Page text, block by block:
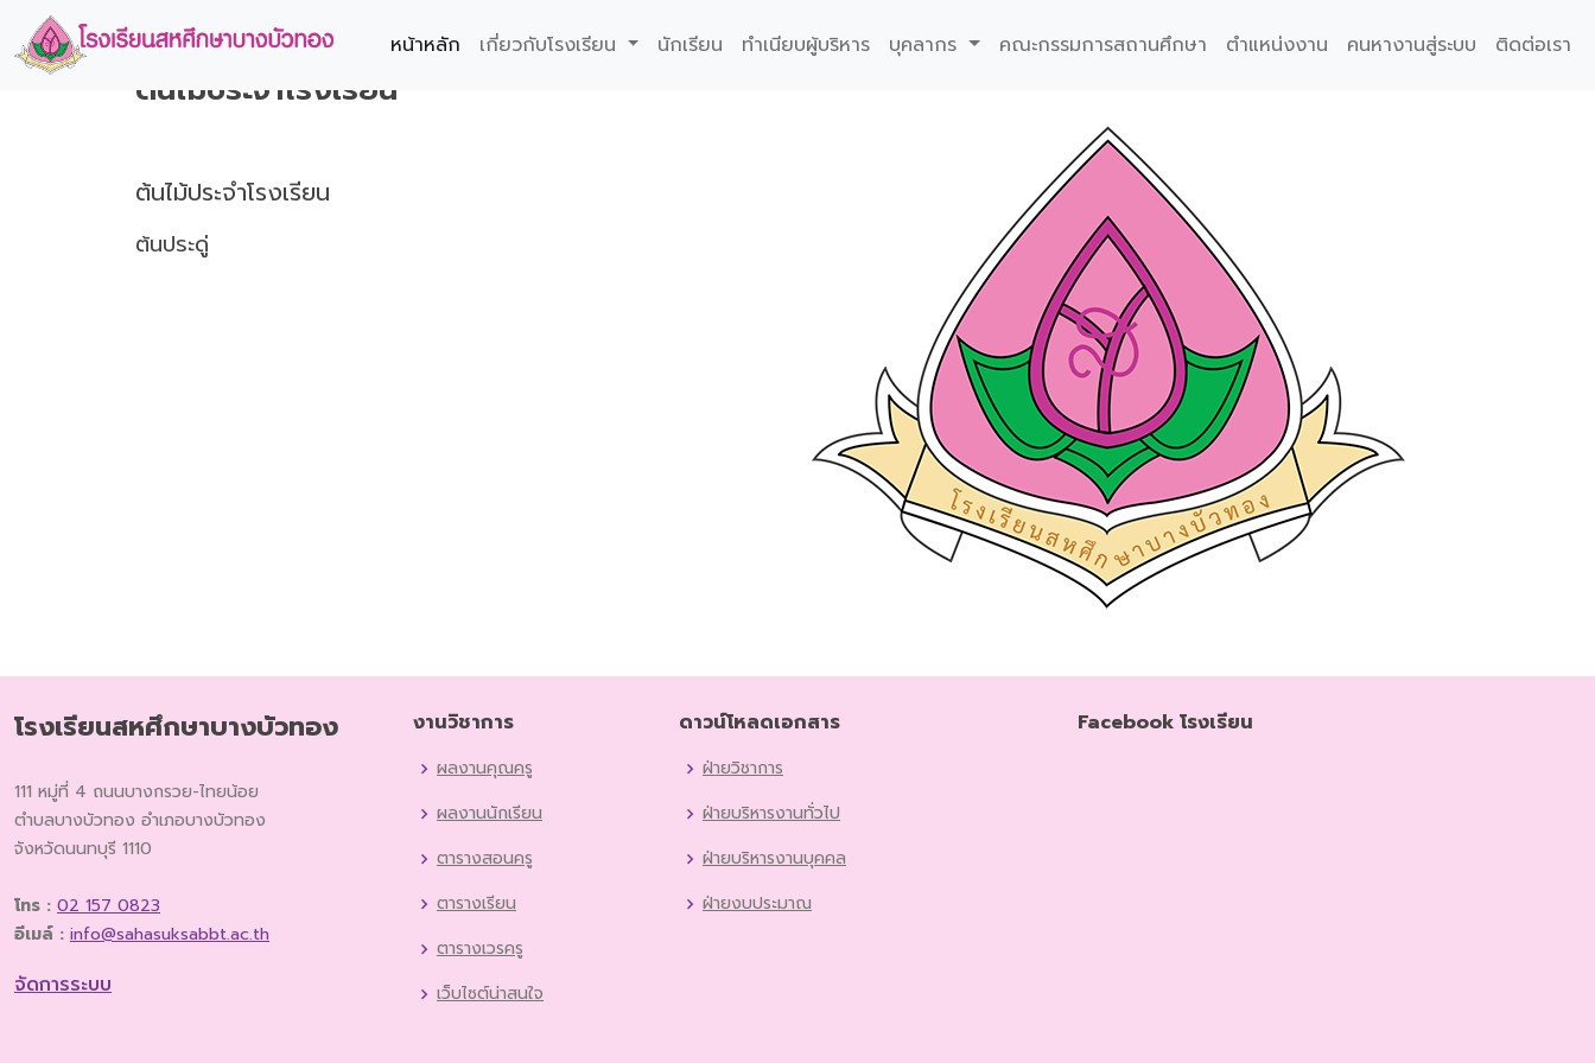
หน้าหลัก เกี่ยวกับโรงเรียน นักเรียน ทำเนียบผู้บริหาร บุคลากร คณะกรรมการสถานศึกษา ตำแหน่งงาน คนหางานสู่ระบบ ติดต่อเรา
ต้นไม้ประจำโรงเรียน
ต้นไม้ประจำโรงเรียน
ต้นประดู่
โรงเรียนสหศึกษาบางบัวทอง
111 หมู่ที่ 4 ถนนบางกรวย-ไทยน้อย
ตำบลบางบัวทอง อำเภอบางบัวทอง
จังหวัดนนทบุรี 1110
โทร : 02 157 0823
อีเมล์ : info@sahasuksabbt.ac.th
จัดการระบบ
งานวิชาการ
ผลงานคุณครู
ผลงานนักเรียน
ตารางสอนครู
ตารางเรียน
ตารางเวรครู
เว็บไซต์น่าสนใจ
ดาวน์โหลดเอกสาร
ฝ่ายวิชาการ
ฝ่ายบริหารงานทั่วไป
ฝ่ายบริหารงานบุคคล
ฝ่ายงบประมาณ
Facebook โรงเรียน